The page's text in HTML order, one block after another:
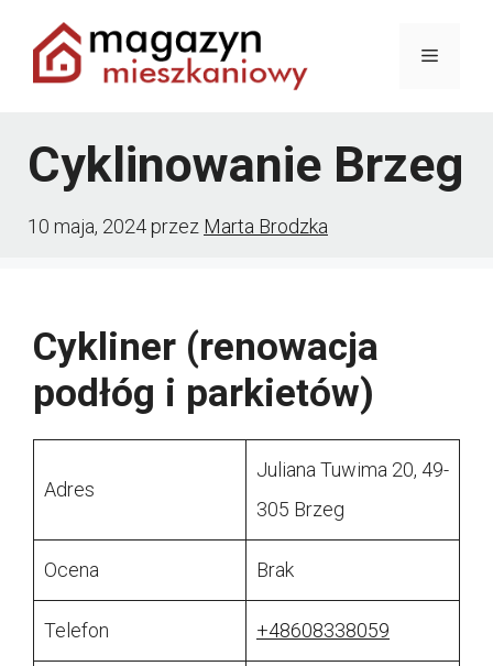
Przejdź
Menu
Cyklinowanie Brzeg
10 maja, 2024przez Marta Brodzka
Cykliner (renowacja
podłóg i parkietów)
Adres
Juliana Tuwima 20, 49-
305 Brzeg
Ocena Brak
Telefon +48608338059